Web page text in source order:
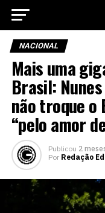
NACIONAL
Mais uma
Brasil:
não troque o
“pelo amor
Publicou 2
Por Redação